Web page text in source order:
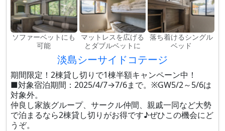
ソファーベットにも
可能
マットレスを広げる
とダブルベットに
落ち着けるシングル
ベッド
淡島シーサイドコテージ
期間限定！2棟貸し切りで1棟半額キャンペーン中！
■対象宿泊期間：2025/4/7→7/6まで。※GW5/2～5/6は
対象外。
仲良し家族グループ、サークル仲間、親戚一同など大勢
で泊まるなら2棟貸し切りがお得です♪ぜひこの機会にど
うぞ。